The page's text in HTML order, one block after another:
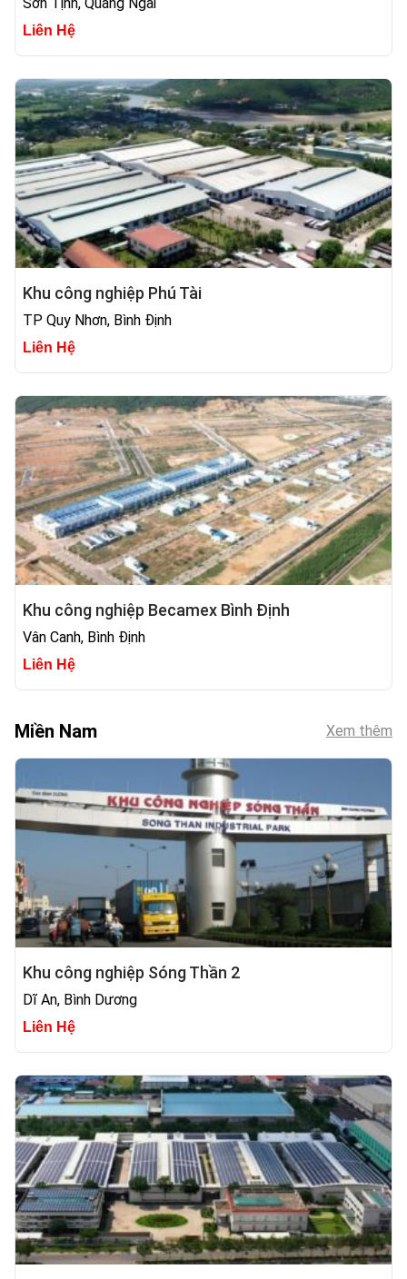
Liên Hệ
Khu công nghiệp Phú Tài
TP Quy Nhơn, Bình Định
Liên Hệ
Khu công nghiệp Becamex Bình Định
Vân Canh, Bình Định
Liên Hệ
Miền Nam Xem thêm
Khu công nghiệp Sóng Thần 2
Dĩ An, Bình Dương
Liên Hệ